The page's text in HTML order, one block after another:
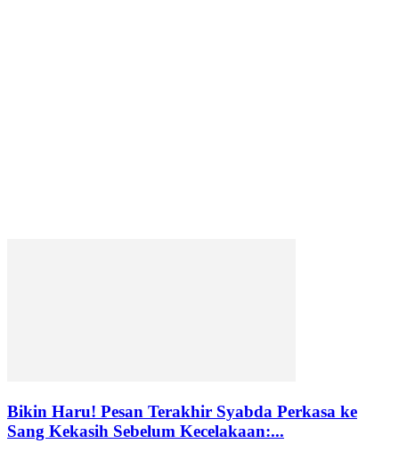
Bikin Haru! Pesan Terakhir Syabda Perkasa ke
Sang Kekasih Sebelum Kecelakaan:...